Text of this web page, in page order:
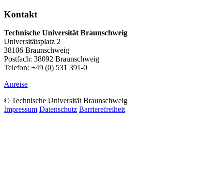
Kontakt
Technische Universität Braunschweig
Universitätsplatz 2
38106 Braunschweig
Postfach: 38092 Braunschweig
Telefon: +49 (0) 531 391-0
Anreise
© Technische Universität Braunschweig
Impressum Datenschutz Barrierefreiheit